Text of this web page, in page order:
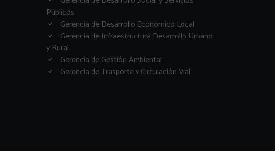
Públicos
Gerencia de Desarrollo Económico Local
Gerencia de Infraestructura Desarrollo Urbano
y Rural
Gerencia de Gestión Ambiental
Gerencia de Trasporte y Circulación Vial